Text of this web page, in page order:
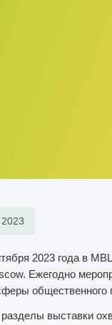
2023 года в
Ежегодно
общественного
выставки